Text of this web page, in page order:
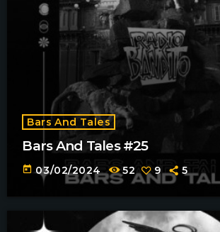
Bars And Tales
Bars And Tales #25
today 03/02/2024 52 9 5